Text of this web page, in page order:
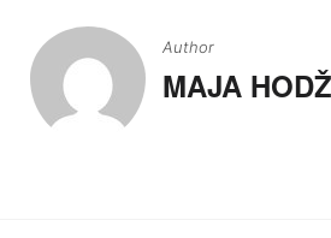
članaka
Author
MAJA